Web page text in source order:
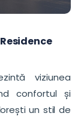
viziunea
confortul și
un stil de